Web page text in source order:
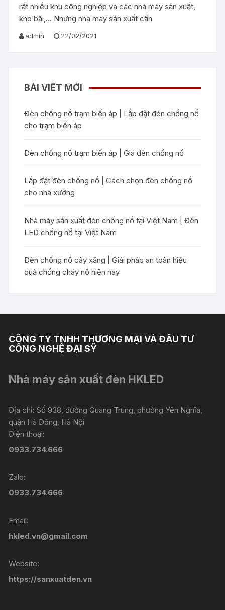
rất nhiều khu công nghiệp và các nhà máy sản xuất,
kho bãi,… Những nhà máy sản xuất cần
admin 22/02/2021
BÀI VIẾT MỚI
Đèn chống nổ trạm biến áp | Lắp đặt đèn chống nổ
cho trạm biến áp
Đèn chống nổ trạm biến áp | Giá đèn chống nổ
Lắp đặt đèn chống nổ | Cách chọn đèn chống nổ
cho nhà xưởng
Nhà máy sản xuất đèn chống nổ tại Việt Nam | Đèn
LED chống nổ tại Việt Nam
Đèn chống nổ cây xăng | Giải pháp an toàn hiệu
quả chống cháy nổ hiện nay
CÔNG TY TNHH THƯƠNG MẠI VÀ ĐẦU TƯ
CÔNG NGHỆ ĐẠI SỸ
Nhà máy sản xuất đèn HKLED
Địa chỉ: Số 938, đường Quang Trung, phường Yên Nghĩa,
quận Hà Đông, Hà Nội
Điện thoại:
0933.734.666
Zalo:
0933.734.666
Email:
hkled.vn@gmail.com
Website:
https://sanxuatden.vn